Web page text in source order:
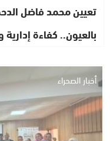
تعيين محمد فاضل
بالعيون.. كفاءة
أخبار الصحراء